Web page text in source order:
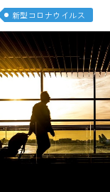
新型コロナウイルス